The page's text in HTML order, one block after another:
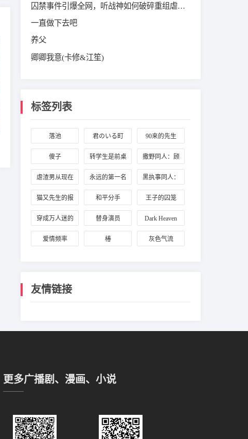
囚禁事件引爆全网，听战神如何破碎重组虐恋
情深
一直做下去吧
养父
卿卿我意(卡修&江笙)
标签列表
落池 君のいる町 90来的先生
傻子 转学生是前桌
的初恋
撒野同人：顾
飞与蒋丞
虐渣男从现在
开始
永远的第一名 黑执事同人：
384与少爷契约
猫又先生的报
恩计划
和平分手 王子的囚笼
穿成万人迷的
炮灰竹马
替身演员 Dark Heaven
爱情频率 椿 灰色气流
友情链接
更多广播剧、漫画、小说